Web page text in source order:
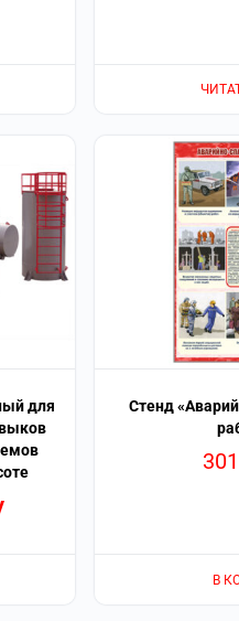
для
Стенд
В